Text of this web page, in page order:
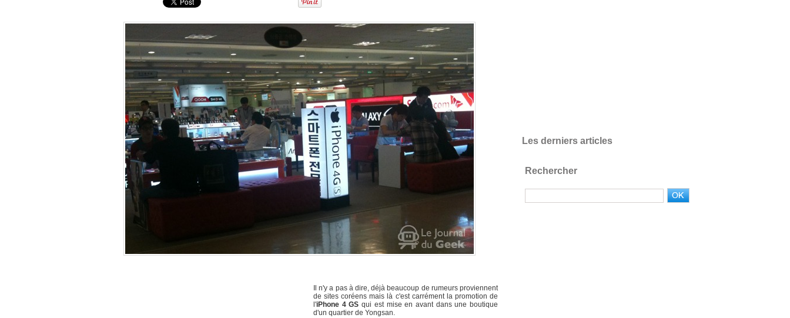
Il n'y a pas à dire, déjà beaucoup de rumeurs proviennent
de sites coréens mais là c'est carrément la promotion de
l'iPhone 4 GS qui est mise en avant dans une boutique
d'un quartier de Yongsan.
Les derniers articles
Rechercher